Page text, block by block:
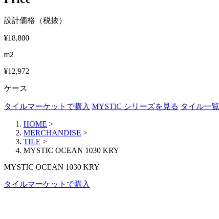
設計価格（税抜）
¥18,800
m2
¥12,972
ケース
タイルマーケットで購入 MYSTIC シリーズを見る タイル一
HOME >
MERCHANDISE >
TILE >
MYSTIC OCEAN 1030 KRY
MYSTIC OCEAN 1030 KRY
タイルマーケットで購入